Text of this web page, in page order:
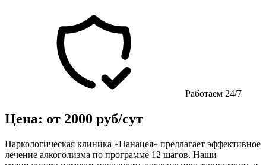
Работаем 24/7
Цена: от 2000 руб/сут
Наркологическая клиника «Панацея» предлагает эффективное
лечение алкоголизма по программе 12 шагов. Наши